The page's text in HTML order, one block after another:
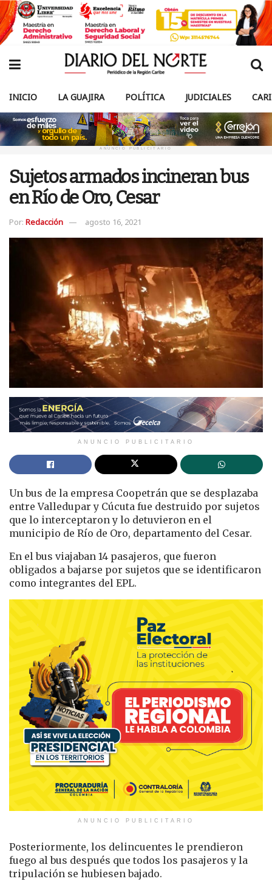
INICIO LA GUAJIRA POLÍTICA JUDICIALES
ANUNCIO PUBLICITARIO
Sujetos armados incineran bus
en Río de Oro, Cesar
Por: Redacción agosto 16, 2021
ANUNCIO PUBLICITARIO
Un bus de la empresa Coopetrán que se desplazaba
entre Valledupar y Cúcuta fue destruido por sujetos
que lo interceptaron y lo detuvieron en el
municipio de Río de Oro, departamento del Cesar.
En el bus viajaban 14 pasajeros, que fueron
obligados a bajarse por sujetos que se identificaron
como integrantes del EPL.
ANUNCIO PUBLICITARIO
Posteriormente, los delincuentes le prendieron
fuego al bus después que todos los pasajeros y la
tripulación se hubiesen bajado.